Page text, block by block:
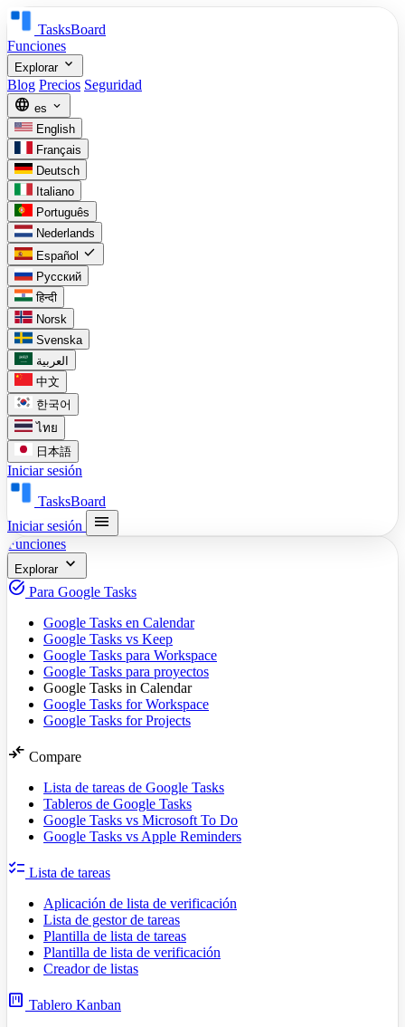
TasksBoard
Funciones
Explorar expand_more
Blog Precios Seguridad
language es expand_more
English
Français
Deutsch
Italiano
Português
Nederlands
Español check
Русский
हिन्दी
Norsk
Svenska
العربية
中文
한국어
ไทย
日本語
Iniciar sesión
TasksBoard
Iniciar sesión
menu
Funciones
Explorar expand_more
task_alt Para Google Tasks
Google Tasks en Calendar
Google Tasks vs Keep
Google Tasks para Workspace
Google Tasks para proyectos
Google Tasks in Calendar
Google Tasks for Workspace
Google Tasks for Projects
compare_arrows Compare
Lista de tareas de Google Tasks
Tableros de Google Tasks
Google Tasks vs Microsoft To Do
Google Tasks vs Apple Reminders
checklist Lista de tareas
Aplicación de lista de verificación
Lista de gestor de tareas
Plantilla de lista de tareas
Plantilla de lista de verificación
Creador de listas
view_kanban Tablero Kanban